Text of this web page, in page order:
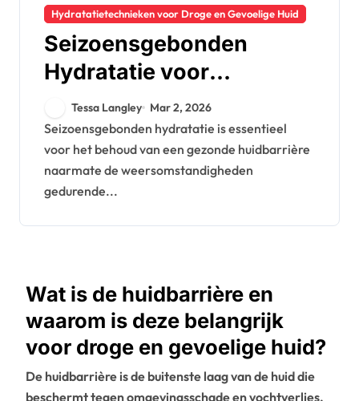
Hydratatietechnieken voor Droge en Gevoelige Huid
Seizoensgebonden
Hydratatie voor
Huidbarrièreherstel:
Strategieën, Producten,
Tips
Tessa Langley Mar 2, 2026
Seizoensgebonden hydratatie is essentieel
voor het behoud van een gezonde huidbarrière
naarmate de weersomstandigheden
gedurende...
Wat is de huidbarrière en
waarom is deze belangrijk
voor droge en gevoelige huid?
De huidbarrière is de buitenste laag van de huid die
beschermt tegen omgevingsschade en vochtverlies.